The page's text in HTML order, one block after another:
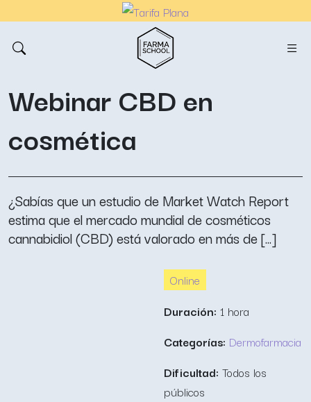
Webinar CBD en
cosmética
¿Sabías que un estudio de Market Watch Report
estima que el mercado mundial de cosméticos
cannabidiol (CBD) está valorado en más de [...]
Online
Duración: 1 hora
Categorías: Dermofarmacia
Dificultad: Todos los
públicos